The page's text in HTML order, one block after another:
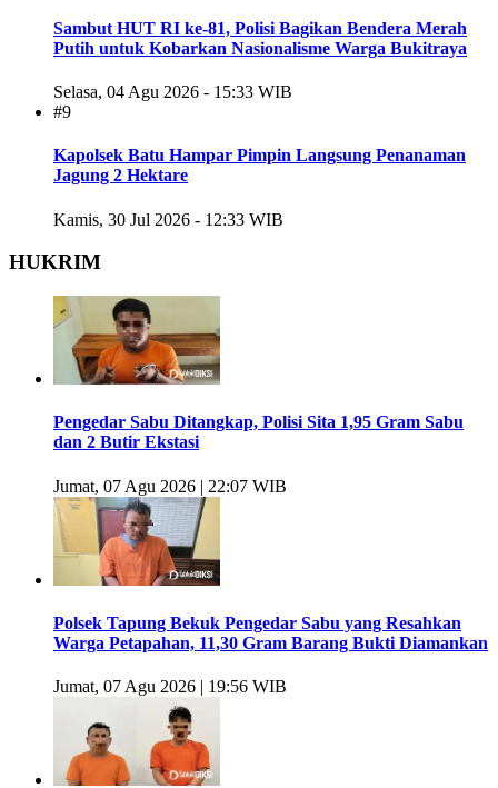
Sambut HUT RI ke-81, Polisi Bagikan Bendera Merah
Putih untuk Kobarkan Nasionalisme Warga Bukitraya
Selasa, 04 Agu 2026 - 15:33 WIB
#9
Kapolsek Batu Hampar Pimpin Langsung Penanaman
Jagung 2 Hektare
Kamis, 30 Jul 2026 - 12:33 WIB
HUKRIM
Pengedar Sabu Ditangkap, Polisi Sita 1,95 Gram Sabu
dan 2 Butir Ekstasi
Jumat, 07 Agu 2026 | 22:07 WIB
Polsek Tapung Bekuk Pengedar Sabu yang Resahkan
Warga Petapahan, 11,30 Gram Barang Bukti Diamankan
Jumat, 07 Agu 2026 | 19:56 WIB